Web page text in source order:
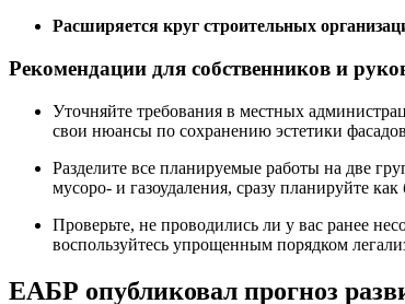
Расширяется круг строительных
Рекомендации для собственников и
Уточняйте требования в местных
свои нюансы по сохранению эстетики
Разделите все планируемые работы на две
мусоро- и газоудаления, сразу планируйте
Проверьте, не проводились ли у вас ранее
воспользуйтесь упрощенным порядком
ЕАБР опубликовал прогноз